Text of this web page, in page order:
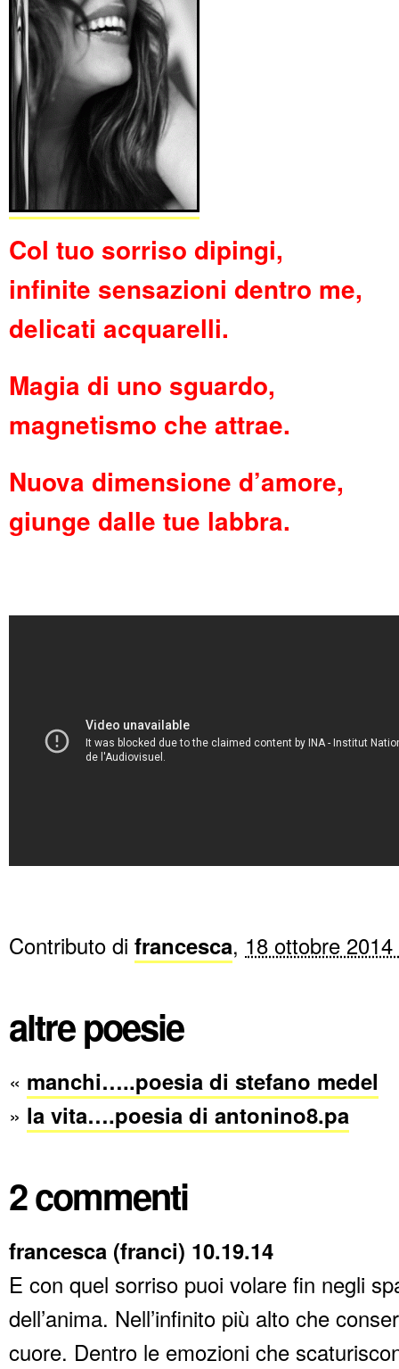
Col tuo sorriso dipingi,
infinite sensazioni dentro me,
delicati acquarelli.
Magia di uno sguardo,
magnetismo che attrae.
Nuova dimensione d’amore,
giunge dalle tue labbra.
Contributo di francesca, 18 ottobre
altre poesie
« manchi…..poesia di stefano medel
» la vita….poesia di antonino8.pa
2 commenti
francesca (franci) 10.19.14
E con quel sorriso puoi volare fin negli
dell’anima. Nell’infinito più alto che
cuore. Dentro le emozioni che